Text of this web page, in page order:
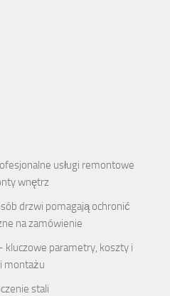
usługi remontowe
wnętrz
drzwi pomagają ochronić
na zamówienie
kluczowe parametry, koszty i
montażu
stali